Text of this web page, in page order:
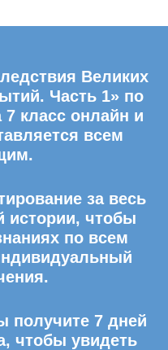
Великих
Часть 1» по
класс онлайн и
всем
за весь
истории, чтобы
по всем
получите 7 дней
чтобы увидеть